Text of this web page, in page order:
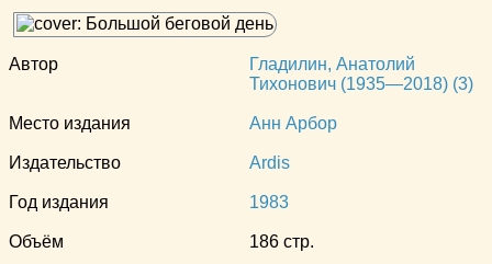
Автор
Гладилин, Анатолий
Тихонович (1935—2018) (3)
Место издания Анн Арбор
Издательство Ardis
Год издания 1983
Объём 186 стр.